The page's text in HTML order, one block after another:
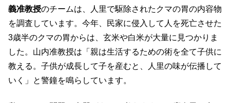
義准教授のチームは、人里で駆除されたクマの胃の内容物
を調査しています。今年、民家に侵入して人を死亡させた
3歳半のクマの胃からは、玄米や白米が大量に見つかりま
した。山内准教授は「親は生活するための術を全て子供に
教える。子供が成長して子を産むと、人里の味が伝播して
いく」と警鐘を鳴らしています。